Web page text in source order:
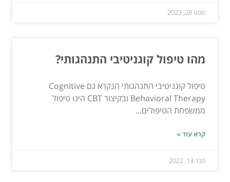
ספט 28, 2023
מהו טיפול קוגניטיבי התנהגותי?
טיפול קוגניטיבי התנהגותי הנקרא גם Cognitive
Behavioral Therapy ובקיצור CBT הינו טיפול
ממשפחת הטיפולים...
קרא עוד »
פבר 13, 2022